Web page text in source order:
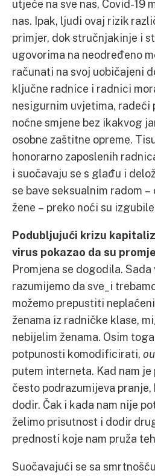
utječe na sve nas, Covid-19
nas. Ipak, ljudi ovaj rizik
primjer, dok stručnjakinje i
ugovorima na neodređeno
računati na svoj uobičajeni
ključne radnice i radnici
nesigurnim uvjetima, radeći
noćne smjene bez ikakvog
osobne zaštitne opreme.
honorarno zaposlenih
i suočavaju se s glađu i
se bave seksualnim radom
žene – preko noći su
Podubljujući krizu
virus pokazao da su
Promjena se dogodila.
razumijemo da sve_i
možemo prepustiti
ženama iz radničke klase,
nebijelim ženama. Osim
potpunosti komodificirati,
putem interneta. Kad nam
često podrazumijeva
dodir. Čak i kada nam nije
želimo prisutnost i dodir
prednosti koje nam pruža
Suočavajući se sa